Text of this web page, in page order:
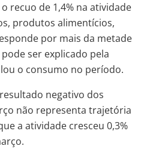
recuo de 1,4% na atividade
produtos alimentícios,
por mais da metade
ser explicado pela
o consumo no período.
negativo dos
não representa trajetória
a atividade cresceu 0,3%